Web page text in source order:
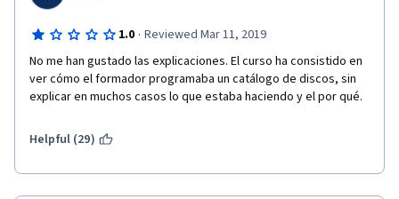
1.0 · Reviewed Mar 11, 2019
No me han gustado las explicaciones. El curso ha consistido en
ver cómo el formador programaba un catálogo de discos, sin
explicar en muchos casos lo que estaba haciendo y el por qué.
Helpful (29)